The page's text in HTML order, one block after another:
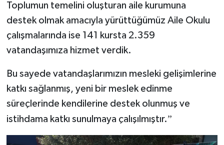
Toplumun temelini oluşturan aile kurumuna
destek olmak amacıyla yürüttüğümüz Aile Okulu
çalışmalarında ise 141 kursta 2.359
vatandaşımıza hizmet verdik.
Bu sayede vatandaşlarımızın mesleki gelişimlerine
katkı sağlanmış, yeni bir meslek edinme
süreçlerinde kendilerine destek olunmuş ve
istihdama katkı sunulmaya çalışılmıştır.”